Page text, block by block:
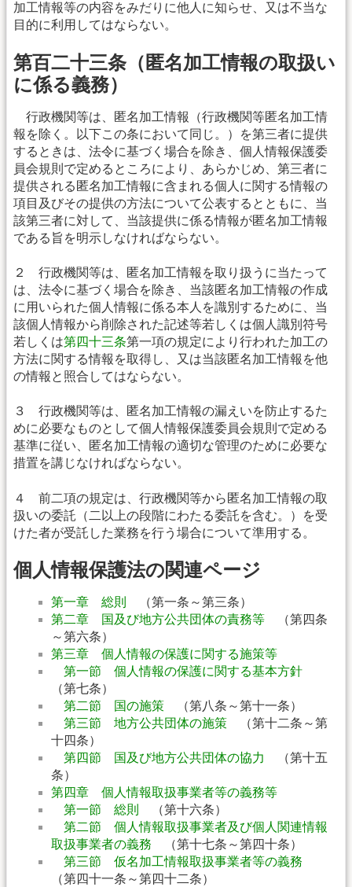
加工情報等の内容をみだりに他人に知らせ、又は不当な
目的に利用してはならない。
第百二十三条（匿名加工情報の取扱い
に係る義務）
行政機関等は、匿名加工情報（行政機関等匿名加工情
報を除く。以下この条において同じ。）を第三者に提供
するときは、法令に基づく場合を除き、個人情報保護委
員会規則で定めるところにより、あらかじめ、第三者に
提供される匿名加工情報に含まれる個人に関する情報の
項目及びその提供の方法について公表するとともに、当
該第三者に対して、当該提供に係る情報が匿名加工情報
である旨を明示しなければならない。
２ 行政機関等は、匿名加工情報を取り扱うに当たって
は、法令に基づく場合を除き、当該匿名加工情報の作成
に用いられた個人情報に係る本人を識別するために、当
該個人情報から削除された記述等若しくは個人識別符号
若しくは第四十三条第一項の規定により行われた加工の
方法に関する情報を取得し、又は当該匿名加工情報を他
の情報と照合してはならない。
３ 行政機関等は、匿名加工情報の漏えいを防止するた
めに必要なものとして個人情報保護委員会規則で定める
基準に従い、匿名加工情報の適切な管理のために必要な
措置を講じなければならない。
４ 前二項の規定は、行政機関等から匿名加工情報の取
扱いの委託（二以上の段階にわたる委託を含む。）を受
けた者が受託した業務を行う場合について準用する。
個人情報保護法の関連ページ
第一章 総則
（第一条～第三条）
第二章 国及び地方公共団体の責務等 （第四条
～第六条）
第三章 個人情報の保護に関する施策等
第一節 個人情報の保護に関する基本方針
（第七条）
第二節 国の施策 （第八条～第十一条）
第三節 地方公共団体の施策 （第十二条～第
十四条）
第四節 国及び地方公共団体の協力
（第十五
条）
第四章 個人情報取扱事業者等の義務等
第一節 総則
（第十六条）
第二節 個人情報取扱事業者及び個人関連情報
取扱事業者の義務 （第十七条～第四十条）
第三節 仮名加工情報取扱事業者等の義務
（第四十一条～第四十二条）